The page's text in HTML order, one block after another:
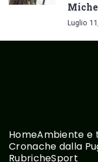
Luglio
HomeAmbiente e
Cronache dalla
RubricheSport